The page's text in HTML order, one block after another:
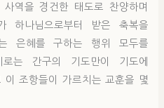
역을 경건한 태도로 찬양하며
하나님으로부터 받은 축복을
은혜를 구하는 행위 모두를
는 간구의 기도만이 기도에
조항들이 가르치는 교훈을 몇